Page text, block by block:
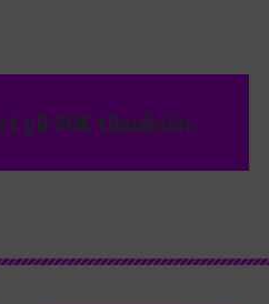
yli 90€ tilauksiin.